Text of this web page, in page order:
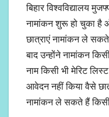
बिहार विश्वविद्यालय
नामांकन शुरू हो चुका है
छात्राएं नामांकन ले
बाद उन्होंने नामांकन
नाम किसी भी मेरिट
आवेदन नहीं किया वैसे
नामांकन ले सकते हैं